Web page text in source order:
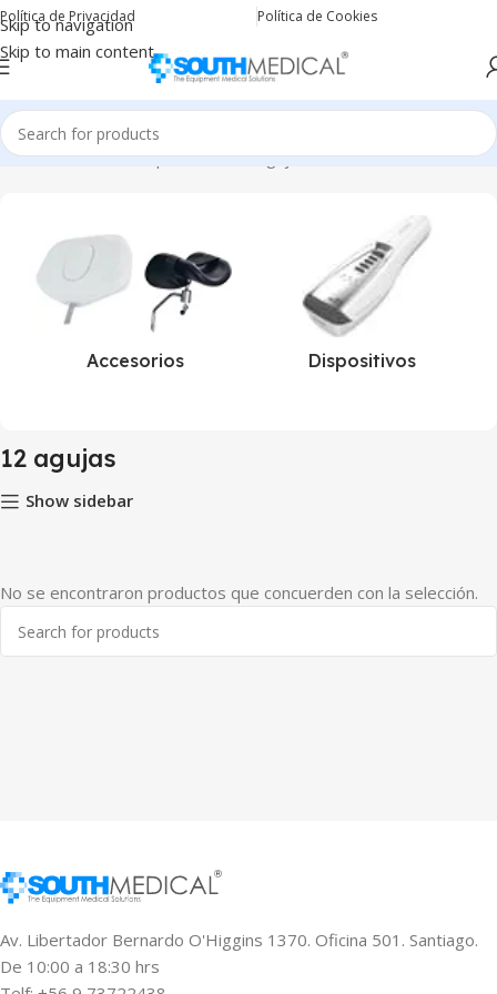
Skip to navigation
Skip to main content
Política de Privacidad Política de Cookies
Inicio Productos etiquetados “12 agujas”
Accesorios Dispositivos
12 agujas
Show sidebar
No se encontraron productos que concuerden con la selección.
Av. Libertador Bernardo O'Higgins 1370. Oficina 501. Santiago.
De 10:00 a 18:30 hrs